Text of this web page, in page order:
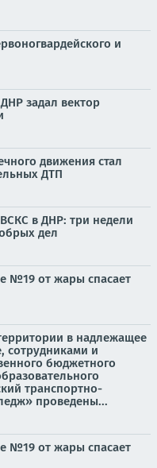
и
задал вектор
движения стал
ДТП
в ДНР: три недели
дел
№19 от жары спасает
в надлежащее
сотрудниками и
бюджетного
транспортно-
проведены...
№19 от жары спасает